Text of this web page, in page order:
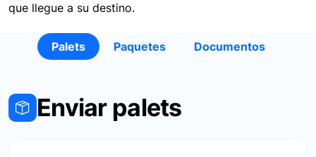
que llegue a su destino.
Palets Paquetes Documentos
Enviar palets